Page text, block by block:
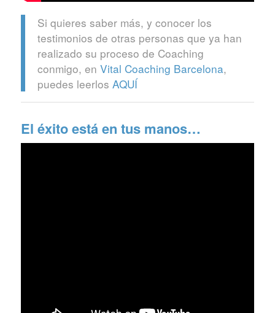
Si quieres saber más, y conocer los
testimonios de otras personas que ya han
realizado su proceso de Coaching
conmigo, en Vital Coaching Barcelona,
puedes leerlos AQUÍ
El éxito está en tus manos…